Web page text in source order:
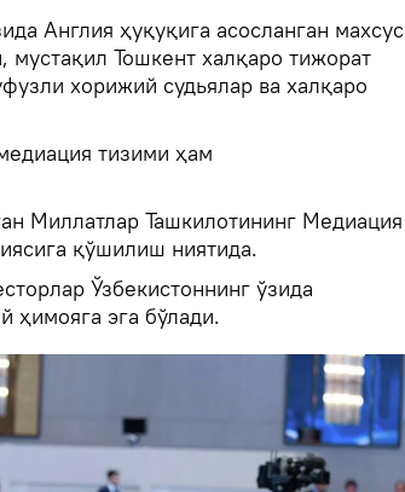
Англия ҳуқуқига асосланган махсус
мустақил Тошкент халқаро тижорат
хорижий судьялар ва халқаро
тизими ҳам
Миллатлар Ташкилотининг Медиация
қўшилиш ниятида.
Ўзбекистоннинг ўзида
ҳимояга эга бўлади.